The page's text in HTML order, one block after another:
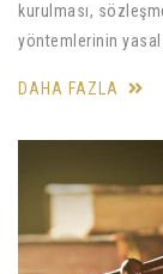
kurulması,
yöntemlerinin
DAHA FAZLA